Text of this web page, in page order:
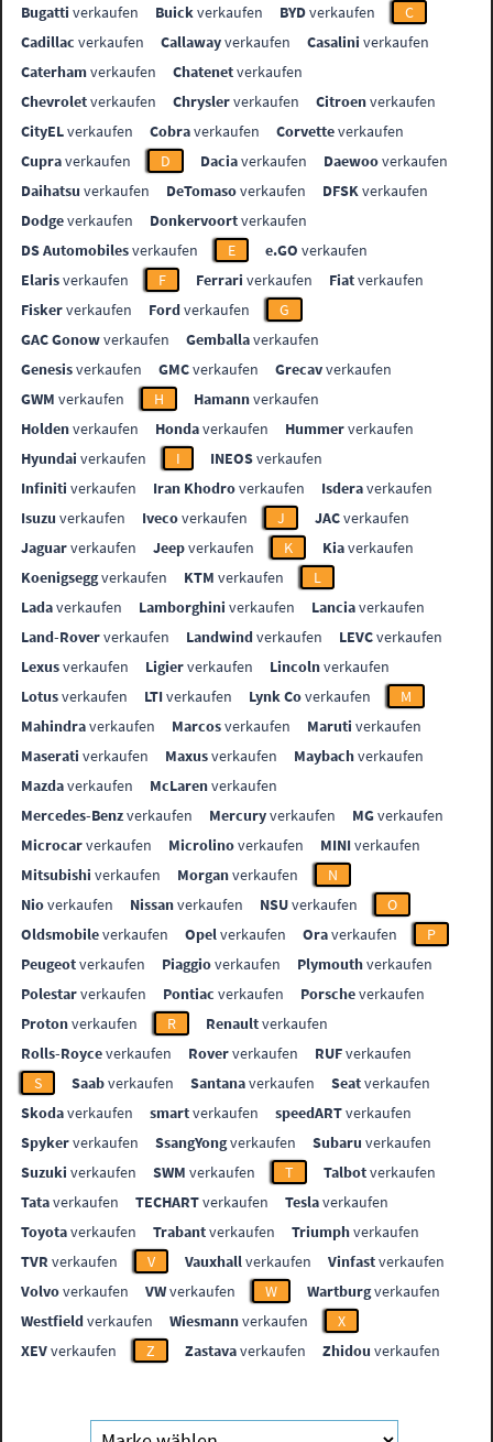
Bugatti verkaufen Buickverkaufen BYDverkaufen
C
Cadillac verkaufen Callawayverkaufen Casalini verkaufen
Caterhamverkaufen Chatenetverkaufen
Chevroletverkaufen Chryslerverkaufen Citroenverkaufen
CityELverkaufen Cobraverkaufen Corvetteverkaufen
Cupraverkaufen D Daciaverkaufen Daewooverkaufen
Daihatsu verkaufen DeTomasoverkaufen DFSKverkaufen
Dodgeverkaufen Donkervoortverkaufen
DS Automobilesverkaufen E e.GO verkaufen
Elarisverkaufen F Ferrari verkaufen Fiatverkaufen
Fiskerverkaufen Fordverkaufen
G
GAC Gonowverkaufen Gemballaverkaufen
Genesisverkaufen GMCverkaufen Grecavverkaufen
GWM verkaufen H Hamannverkaufen
Holdenverkaufen Hondaverkaufen Hummerverkaufen
Hyundai verkaufen I INEOSverkaufen
Infiniti verkaufen Iran Khodroverkaufen Isderaverkaufen
Isuzu verkaufen Ivecoverkaufen J JACverkaufen
Jaguarverkaufen Jeepverkaufen K Kiaverkaufen
Koenigseggverkaufen KTM verkaufen
L
Ladaverkaufen Lamborghini verkaufen Lanciaverkaufen
Land-Roververkaufen Landwindverkaufen LEVCverkaufen
Lexusverkaufen Ligierverkaufen Lincolnverkaufen
Lotusverkaufen LTIverkaufen Lynk Coverkaufen
M
Mahindraverkaufen Marcosverkaufen Maruti verkaufen
Maserati verkaufen Maxusverkaufen Maybachverkaufen
Mazdaverkaufen McLarenverkaufen
Mercedes-Benzverkaufen Mercuryverkaufen MGverkaufen
Microcarverkaufen Microlinoverkaufen MINIverkaufen
Mitsubishi verkaufen Morganverkaufen
N
Nioverkaufen Nissanverkaufen NSUverkaufen
O
Oldsmobileverkaufen Opelverkaufen Oraverkaufen
P
Peugeotverkaufen Piaggioverkaufen Plymouthverkaufen
Polestarverkaufen Pontiac verkaufen Porscheverkaufen
Protonverkaufen R Renaultverkaufen
Rolls-Royceverkaufen Roververkaufen RUFverkaufen
S
Saabverkaufen Santanaverkaufen Seatverkaufen
Skodaverkaufen smartverkaufen speedARTverkaufen
Spykerverkaufen SsangYongverkaufen Subaru verkaufen
Suzuki verkaufen SWM verkaufen T Talbotverkaufen
Tataverkaufen TECHARTverkaufen Teslaverkaufen
Toyotaverkaufen Trabantverkaufen Triumphverkaufen
TVR verkaufen V Vauxhallverkaufen Vinfastverkaufen
Volvoverkaufen VWverkaufen W Wartburgverkaufen
Westfieldverkaufen Wiesmannverkaufen
X
XEVverkaufen Z Zastavaverkaufen Zhidou verkaufen